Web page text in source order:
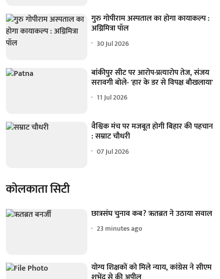
गुरु गोपीराम अस्पताल का होगा कायाकल्प :
अग्निमित्रा पॉल
30 Jul 2026
बांकीपुर सीट पर आरोप-प्रत्यारोप तेज, संजय
सरावगी बोले- 'हार के डर से विपक्ष बौखलाया'
11 Jul 2026
वैश्विक मंच पर मजबूत होगी बिहार की पहचान
: सम्राट चौधरी
07 Jul 2026
कोलकाता सिटी
छात्रसंघ चुनाव कब? ऋतब्रत ने उठाया सवाल
23 minutes ago
योग्य शिक्षकों को मिले न्याय, कांग्रेस ने सीएम